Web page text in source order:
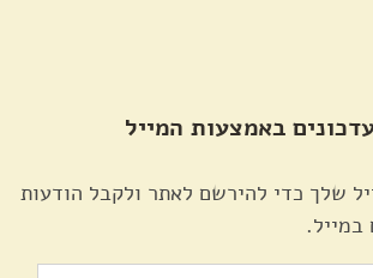
באמצעות המייל
שלך כדי להירשם לאתר ולקבל הודעות